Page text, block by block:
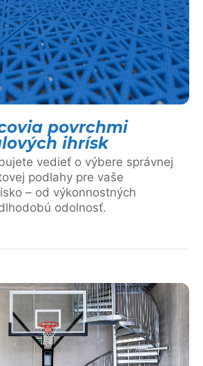
povrchmi
ihrísk
vedieť o výbere správnej
podlahy pre vaše
– od výkonnostných
odolnosť.